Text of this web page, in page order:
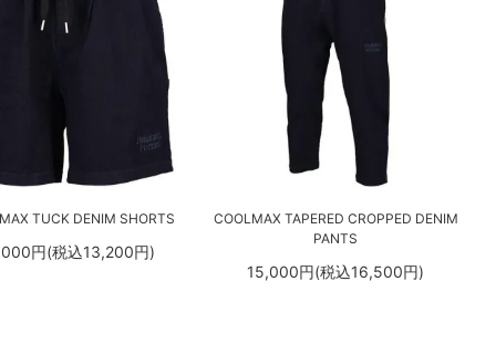
TUCK DENIM SHORTS
円(税込13,200円)
COOLMAX TAPERED CROPPED DENIM
PANTS
15,000円(税込16,500円)